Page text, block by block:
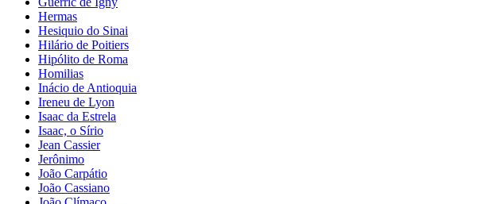
Hermas
Hesiquio do Sinai
Hilário de Poitiers
Hipólito de Roma
Homilias
Inácio de Antioquia
Ireneu de Lyon
Isaac da Estrela
Isaac, o Sírio
Jean Cassier
Jerônimo
João Carpátio
João Cassiano